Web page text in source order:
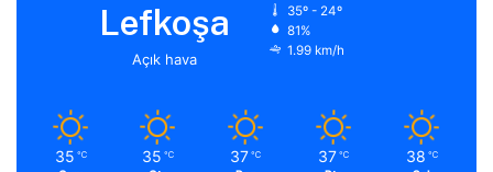
Lefkoşa
Açık hava
35º - 24º
81%
1.99 km/h
35 ℃ 35 ℃ 37 ℃ 37 ℃ 38 ℃